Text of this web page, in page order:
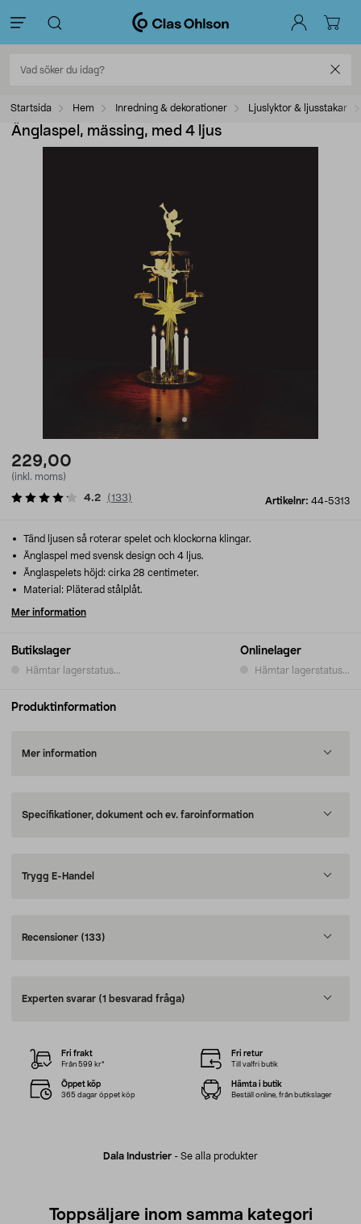
Startsida Hem Inredning & dekorationer Ljuslyktor & ljusstakar
Änglaspel, mässing, med 4 ljus
229,00
(inkl. moms)
Artikelnr: 44-5313
4.2 (133)
Butikslager
Hämtar lagerstatus...
Onlinelager
Hämtar lagerstatus...
Tänd ljusen så roterar spelet och klockorna klingar.
Änglaspel med svensk design och 4 ljus.
Änglaspelets höjd: cirka 28 centimeter.
Material: Pläterad stålplåt.
Mer information
Produktinformation
Mer information
Specifikationer, dokument och ev. faroinformation
Trygg E-Handel
Recensioner (133)
Experten svarar (1 besvarad fråga)
Dala Industrier - Se alla produkter
Fri frakt
Från 599 kr*
Fri retur
Till valfri butik
Öppet köp
365 dagar öppet köp
Hämta i butik
Beställ online, från butikslager
Toppsäljare inom samma kategori